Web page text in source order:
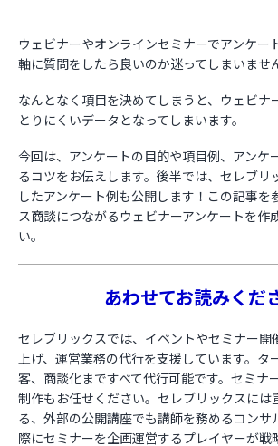
ウェビナーやオンラインセミナーでアンケー
軸に質問をしたら良いのか迷ってしまいませ
なんとなく項目を決めてしまうと、ウェビナ
とりにくいデータとなってしまいます。
今回は、アンケートの目的や項目例、アンケ
るコツをお伝えします。後半では、セレブリ
したアンケート例も公開します！この記事を
ス商談につながるウェビナーアンケートを作
い。
あわせてお読みくだ
セレブリックスでは、イベントやセミナー開
上げ、運営業務の代行を支援しています。タ
客、商談化まですべて代行可能です。セミナ
制作もお任せください。セレブリックスには
る、外部の公開講座でも講師を務めるコンサ
際にセミナーを企画運営するプレイヤーが戦